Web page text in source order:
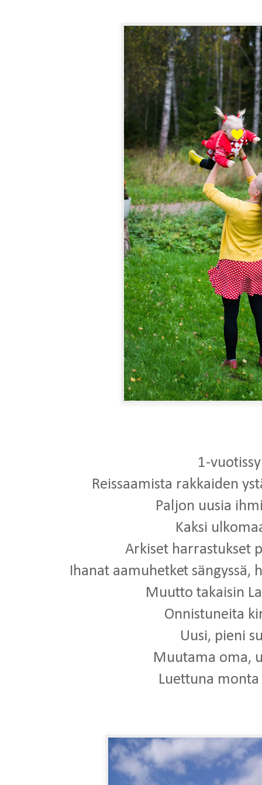
1-
Reissaamista rakkaiden
Paljon uusia
Kaksi
Arkiset harrastukset
Ihanat aamuhetket sängyssä,
Muutto takaisin
Onnistuneita
Uusi, pieni
Muutama oma,
Luettuna